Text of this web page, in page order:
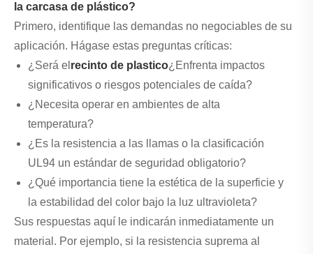
la carcasa de plástico?
Primero, identifique las demandas no negociables de su
aplicación. Hágase estas preguntas críticas:
¿Será el recinto de plastico¿Enfrenta impactos
significativos o riesgos potenciales de caída?
¿Necesita operar en ambientes de alta
temperatura?
¿Es la resistencia a las llamas o la clasificación
UL94 un estándar de seguridad obligatorio?
¿Qué importancia tiene la estética de la superficie y
la estabilidad del color bajo la luz ultravioleta?
Sus respuestas aquí le indicarán inmediatamente un
material. Por ejemplo, si la resistencia suprema al